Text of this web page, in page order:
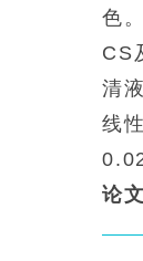
色
CS
清
线
论